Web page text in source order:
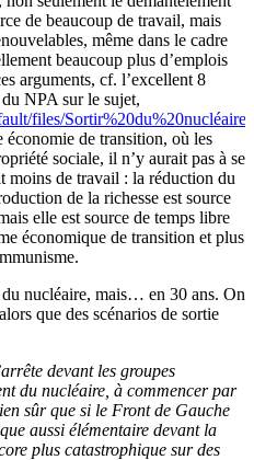
de beaucoup de travail, mais
même dans le cadre
beaucoup plus d’emplois
arguments, cf. l’excellent 8
NPA sur le sujet,
files/Sortir%20du%20nucléaire-
économie de transition, où les
sociale, il n’y aurait pas à se
moins de travail : la réduction du
de la richesse est source
elle est source de temps libre
économique de transition et plus
nucléaire, mais… en 30 ans. On
que des scénarios de sortie
devant les groupes
du nucléaire, à commencer par
sûr que si le Front de Gauche
aussi élémentaire devant la
plus catastrophique sur des